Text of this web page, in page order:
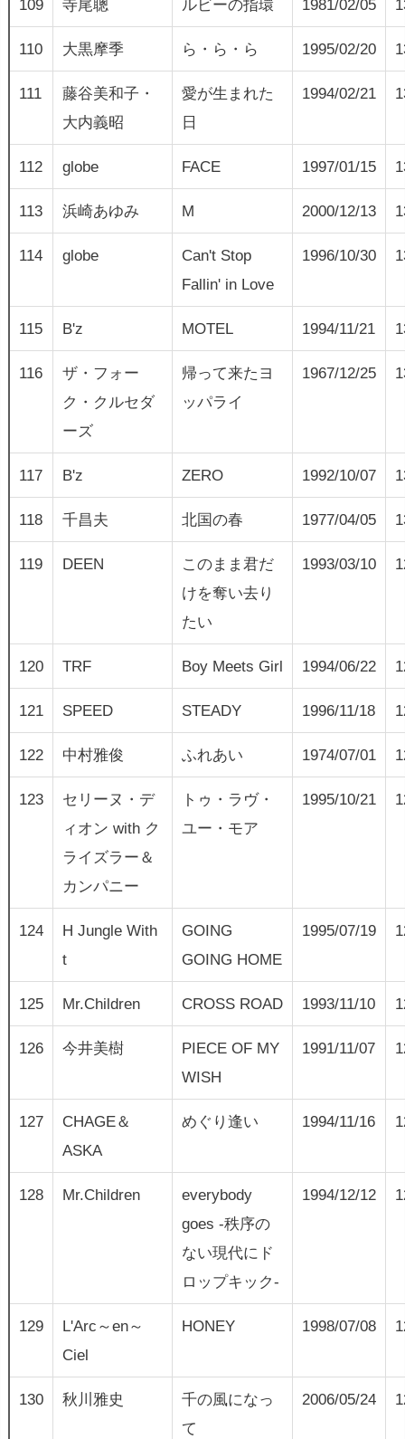
109 寺尾聰 ルビーの指環 1981/02/05
110 大黒摩季 ら・ら・ら 1995/02/20
111
藤谷美和子・
大内義昭
愛が生まれた
日
1994/02/21
112 globe FACE 1997/01/15
113 浜崎あゆみ M 2000/12/13
114 globe
Can't Stop
Fallin' in Love
1996/10/30
115 B'z MOTEL 1994/11/21
116
ザ・フォー
ク・クルセダ
ーズ
帰って来たヨ
ッパライ
1967/12/25
117 B'z ZERO 1992/10/07
118 千昌夫 北国の春 1977/04/05
119 DEEN
このまま君だ
けを奪い去り
たい
1993/03/10
120 TRF Boy Meets Girl 1994/06/22
121 SPEED STEADY 1996/11/18
122 中村雅俊 ふれあい 1974/07/01
123
セリーヌ・デ
ィオン with ク
ライズラー＆
カンパニー
トゥ・ラヴ・
ユー・モア
1995/10/21
124
H Jungle With
t
GOING
GOING HOME
1995/07/19
125 Mr.Children CROSS ROAD 1993/11/10
126 今井美樹
PIECE OF MY
WISH
1991/11/07
127
CHAGE＆
ASKA
めぐり逢い 1994/11/16
128 Mr.Children
everybody
goes -秩序の
ない現代にド
ロップキック-
1994/12/12
129
L'Arc～en～
Ciel
HONEY 1998/07/08
130 秋川雅史
千の風になっ
て
2006/05/24